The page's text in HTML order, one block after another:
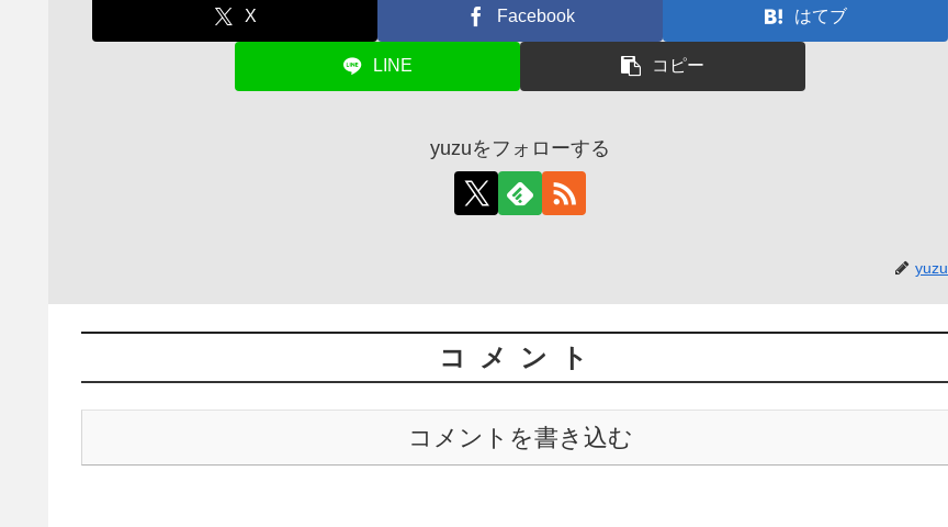
X Facebook はてブ
LINE コピー
yuzuをフォローする
yuzu
コメント
コメントを書き込む